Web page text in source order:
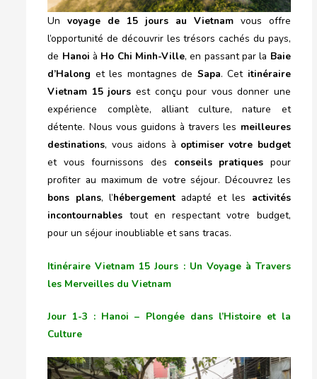
Unvoyage de 15 jours au Vietnamvous offre
l’opportunité de découvrir les trésors cachés du pays,
de Hanoi à Ho Chi Minh-Ville, en passant par la Baie
d’Halong et les montagnes de Sapa. Cet itinéraire
Vietnam 15 jours est conçu pour vous donner une
expérience complète, alliant culture, nature et
détente. Nous vous guidons à travers les meilleures
destinations, vous aidons à optimiser votre budget
et vous fournissons des conseils pratiques pour
profiter au maximum de votre séjour. Découvrez les
bons plans, l’hébergementadapté et les activités
incontournables tout en respectant votre budget,
pour un séjour inoubliable et sans tracas.
Itinéraire Vietnam 15 Jours : Un Voyage à Travers
les Merveilles du Vietnam
Jour 1-3 : Hanoi – Plongée dans l’Histoire et la
Culture